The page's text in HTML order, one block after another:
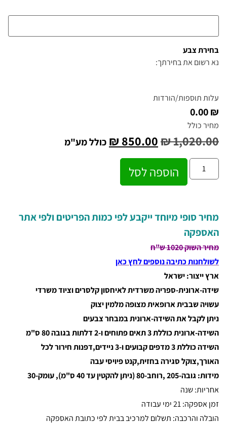
בחירת צבע
נא רשום את בחירתך:
עלות תוספות/הורדות
₪ 0.00
מחיר כולל
₪1,020.00
₪ 850.00 כולל מע"מ
הוספה לסל
מחיר סופי מיוחד ייקבע לפי כמות הפריטים ולפי אתר
האספקה
מחיר השוק 1020 ש"ח
לשולחנות כתיבה נוספים לחץ כאן
ארץ ייצור: ישראל
שידה-ארונית-ספריה משרדית לאיחסון קלסרים וציוד משרדי
עשויה שבבית ארופאית מצופה מלמין יצוק
ניתן לקבל את השידה-ארונית במבחר צבעים
השידה-ארונית כוללת 3 תאים פתוחים ו-2 דלתות בגובה 80 ס"מ
השידה כוללת 3 מדפים קבועים ו-3 ניידים,דפנות חירור לכל
האורך,צוקל סגירה בחזית,קנט פיויסי עבה
מידות: גובה-205 ,רוחב-80 (ניתן להקטין עד 40 ס"מ), עומק-30
אחריות: שנה
זמן אספקה: 21 ימי עבודה
הובלה והרכבה: תשלום למרכיב בבית לפי כתובת האספקה